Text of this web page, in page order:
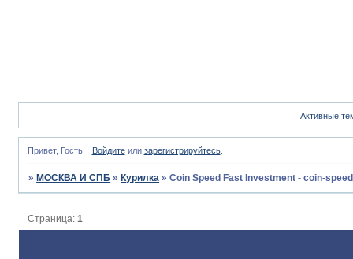
Активные
Привет, Гость! Войдитеили зарегистрируйтесь.
» МОСКВА И СПБ » Курилка »Coin Speed Fast Investment - coin-
Страница:1